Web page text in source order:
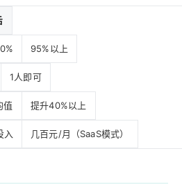
95%以上
1人即可
值 提升40%以上
入 几百元/月（SaaS模式）